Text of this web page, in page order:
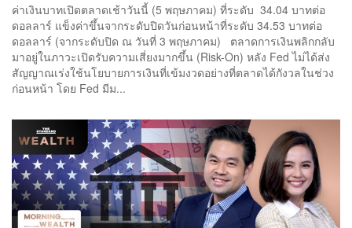
ค่าเงินบาทเปิดตลาดเช้าวันนี้ (5 พฤษภาคม) ที่ระดับ 34.04 บาทต่อ
ดอลลาร์ แข็งค่าขึ้นจากระดับปิดวันก่อนหน้าที่ระดับ 34.53 บาทต่อ
ดอลลาร์ (จากระดับปิด ณ วันที่ 3 พฤษภาคม) ตลาดการเงินพลิกกลับ
มาอยู่ในภาวะเปิดรับความเสี่ยงมากขึ้น (Risk-On) หลัง Fed ไม่ได้ส่ง
สัญญาณเร่งใช้นโยบายการเงินที่เข้มงวดอย่างที่ตลาดได้กังวลในช่วง
ก่อนหน้า โดย Fed มีม...